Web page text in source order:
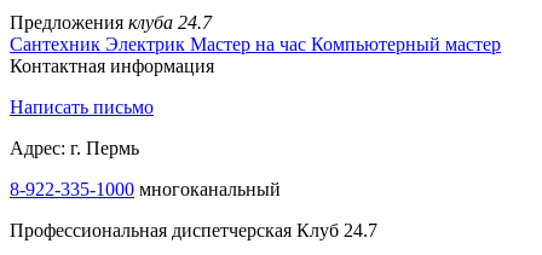
Предложения клуба 24.7
Сантехник Электрик Мастер на час Компьютерный мастер
Контактная информация
Написать письмо
Адрес: г. Пермь
8-922-335-2000 многоканальный
Профессиональная диспетчерская Клуб 24.7